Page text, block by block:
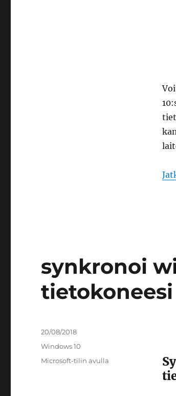
synkronoi
Julkaistu
20/08/2018
Kategoriat
Windows 10
Avainsanat
Microsoft-tilin avulla